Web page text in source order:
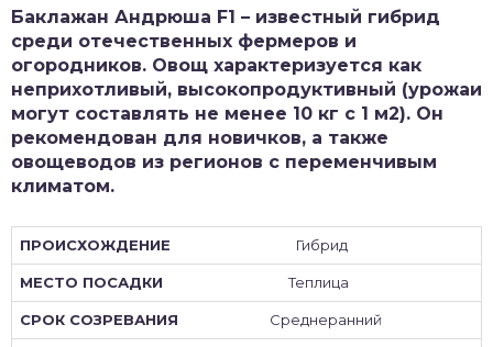
Баклажан Андрюша F1 – известный гибрид
среди отечественных фермеров и
огородников. Овощ характеризуется как
неприхотливый, высокопродуктивный (урожаи
могут составлять не менее 10 кг с 1 м2). Он
рекомендован для новичков, а также
овощеводов из регионов с переменчивым
климатом.
Гибрид
Теплица
Среднеранний